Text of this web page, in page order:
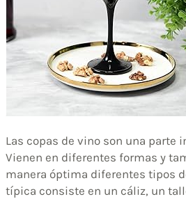
Las copas de vino son una parte
Vienen en diferentes formas y
manera óptima diferentes tipos
típica consiste en un cáliz, un